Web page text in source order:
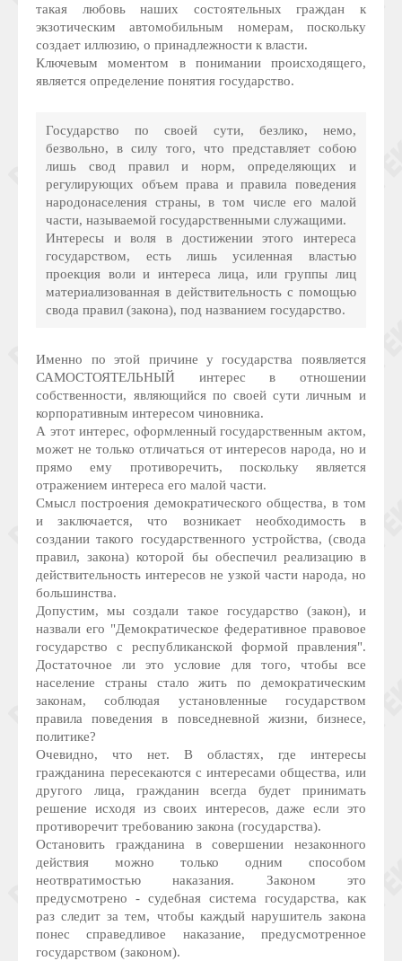
такая любовь наших состоятельных граждан к
экзотическим автомобильным номерам, поскольку
создает иллюзию, о принадлежности к власти.
Ключевым моментом в понимании происходящего,
является определение понятия государство.
Государство по своей сути, безлико, немо,
безвольно, в силу того, что представляет собою
лишь свод правил и норм, определяющих и
регулирующих объем права и правила поведения
народонаселения страны, в том числе его малой
части, называемой государственными служащими.
Интересы и воля в достижении этого интереса
государством, есть лишь усиленная властью
проекция воли и интереса лица, или группы лиц
материализованная в действительность с помощью
свода правил (закона), под названием государство.
Именно по этой причине у государства появляется
САМОСТОЯТЕЛЬНЫЙ интерес в отношении
собственности, являющийся по своей сути личным и
корпоративным интересом чиновника.
А этот интерес, оформленный государственным актом,
может не только отличаться от интересов народа, но и
прямо ему противоречить, поскольку является
отражением интереса его малой части.
Смысл построения демократического общества, в том
и заключается, что возникает необходимость в
создании такого государственного устройства, (свода
правил, закона) которой бы обеспечил реализацию в
действительность интересов не узкой части народа, но
большинства.
Допустим, мы создали такое государство (закон), и
назвали его "Демократическое федеративное правовое
государство с республиканской формой правления".
Достаточное ли это условие для того, чтобы все
население страны стало жить по демократическим
законам, соблюдая установленные государством
правила поведения в повседневной жизни, бизнесе,
политике?
Очевидно, что нет. В областях, где интересы
гражданина пересекаются с интересами общества, или
другого лица, гражданин всегда будет принимать
решение исходя из своих интересов, даже если это
противоречит требованию закона (государства).
Остановить гражданина в совершении незаконного
действия можно только одним способом
неотвратимостью наказания. Законом это
предусмотрено - судебная система государства, как
раз следит за тем, чтобы каждый нарушитель закона
понес справедливое наказание, предусмотренное
государством (законом).